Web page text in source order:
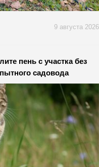
9 августа 2026
пень с участка без
садовода